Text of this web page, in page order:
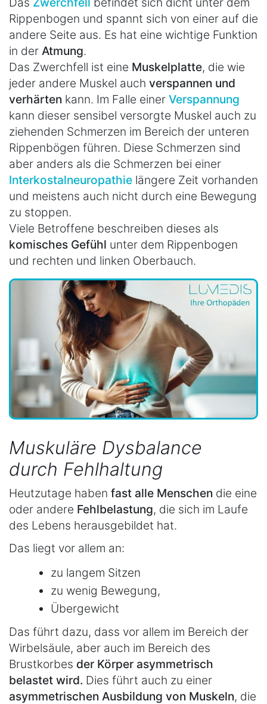
Rippenbogen und spannt sich von einer auf die
andere Seite aus. Es hat eine wichtige Funktion
in der Atmung.
Das Zwerchfell ist eine Muskelplatte, die wie
jeder andere Muskel auch verspannen und
verhärten kann. Im Falle einer Verspannung
kann dieser sensibel versorgte Muskel auch zu
ziehenden Schmerzen im Bereich der unteren
Rippenbögen führen. Diese Schmerzen sind
aber anders als die Schmerzen bei einer
Interkostalneuropathie längere Zeit vorhanden
und meistens auch nicht durch eine Bewegung
zu stoppen.
Viele Betroffene beschreiben dieses als
komisches Gefühl unter dem Rippenbogen
und rechten und linken Oberbauch.
Muskuläre Dysbalance
durch Fehlhaltung
Heutzutage haben fast alle Menschen die eine
oder andere Fehlbelastung, die sich im Laufe
des Lebens herausgebildet hat.
Das liegt vor allem an:
zu langem Sitzen
zu wenig Bewegung,
Übergewicht
Das führt dazu, dass vor allem im Bereich der
Wirbelsäule, aber auch im Bereich des
Brustkorbes der Körper asymmetrisch
belastet wird. Dies führt auch zu einer
asymmetrischen Ausbildung von Muskeln, die